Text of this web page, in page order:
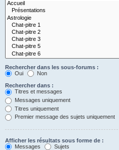
Rechercher dans les sous-forums :
Oui
Non
Rechercher dans :
Titres et messages
Messages uniquement
Titres uniquement
Premier message des sujets uniquement
Afficher les résultats sous forme de :
Messages
Sujets